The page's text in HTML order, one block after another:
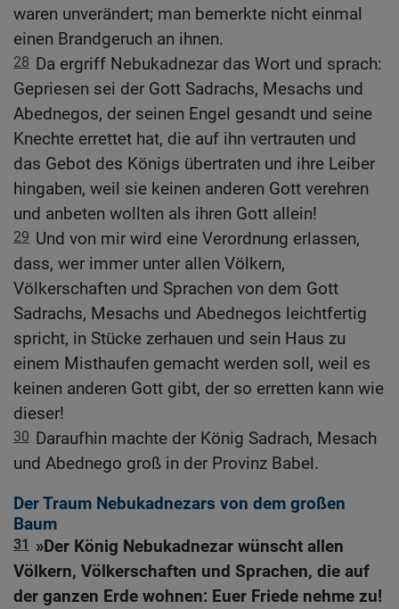
waren unverändert; man bemerkte nicht einmal
einen Brandgeruch an ihnen.
28 Da ergriff Nebukadnezar das Wort und sprach:
Gepriesen sei der Gott Sadrachs, Mesachs und
Abednegos, der seinen Engel gesandt und seine
Knechte errettet hat, die auf ihn vertrauten und
das Gebot des Königs übertraten und ihre Leiber
hingaben, weil sie keinen anderen Gott verehren
und anbeten wollten als ihren Gott allein!
29 Und von mir wird eine Verordnung erlassen,
dass, wer immer unter allen Völkern,
Völkerschaften und Sprachen von dem Gott
Sadrachs, Mesachs und Abednegos leichtfertig
spricht, in Stücke zerhauen und sein Haus zu
einem Misthaufen gemacht werden soll, weil es
keinen anderen Gott gibt, der so erretten kann wie
dieser!
30 Daraufhin machte der König Sadrach, Mesach
und Abednego groß in der Provinz Babel.
Der Traum Nebukadnezars von dem großen
Baum
31 »Der König Nebukadnezar wünscht allen
Völkern, Völkerschaften und Sprachen, die auf
der ganzen Erde wohnen: Euer Friede nehme zu!